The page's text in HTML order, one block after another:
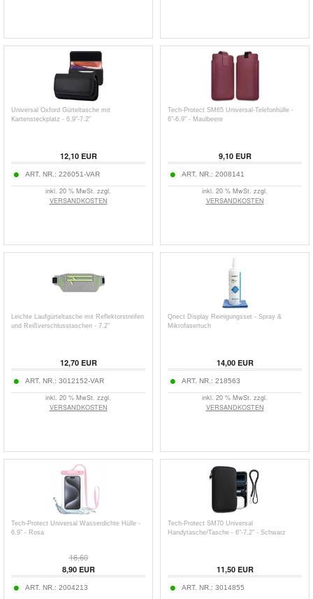
Universal Oxford Gürteltasche mit
Kartensteckplatz - 6.9"-7.2"
12,10EUR
ART. NR.: 226051-VAR
inkl. 20 % MwSt. zzgl.
VERSANDKOSTEN
Tech-Protect SM65 Universal-Telefonhülle -
6"-6.9" - Maulbeere
9,10EUR
ART. NR.: 2008141
inkl. 20 % MwSt. zzgl.
VERSANDKOSTEN
Leichte Laufgürteltasche mit Reflektorstreifen
und Reißverschlusstaschen - 7.2"
12,70EUR
ART. NR.: 3012152-VAR
inkl. 20 % MwSt. zzgl.
VERSANDKOSTEN
Qnect Display Reinigungsset - Spray &
Mikrofasertuch
14,00EUR
ART. NR.: 218563
inkl. 20 % MwSt. zzgl.
VERSANDKOSTEN
Tech-Protect Universal Wasserdichte Hülle -
6.9" - Rosa
16,60
8,90EUR
ART. NR.: 2004213
Tech-Protect SM70 Universal
Handytasche/Tasche - 6"-7.2" - Schwarz
11,50EUR
ART. NR.: 3014855